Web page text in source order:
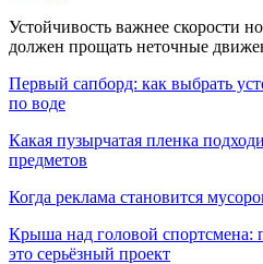
Устойчивость важнее скорости
должен прощать неточные
Первый сапборд: как выбрать
по воде
Какая пузырчатая пленка
предметов
Когда реклама становится
Крыша над головой
это серьёзный проект